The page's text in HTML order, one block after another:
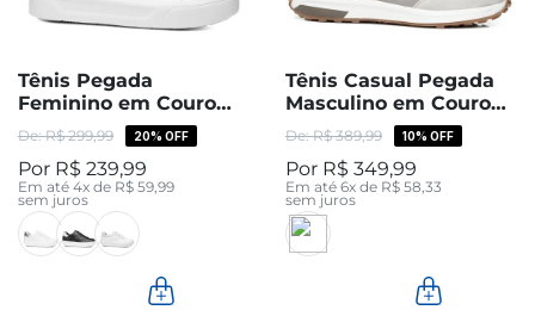
Tênis Pegada
Feminino em Couro
Branco 211216-05
R$ 299,99 20% OFF
R$ 239,99
Em até 4x de R$ 59 99
sem juros
Tênis Casual Pegada
Masculino em Couro
Cloud 110753-06
R$ 389,99 10% OFF
R$ 349,99
Em até 6x de R$ 58 33
sem juros